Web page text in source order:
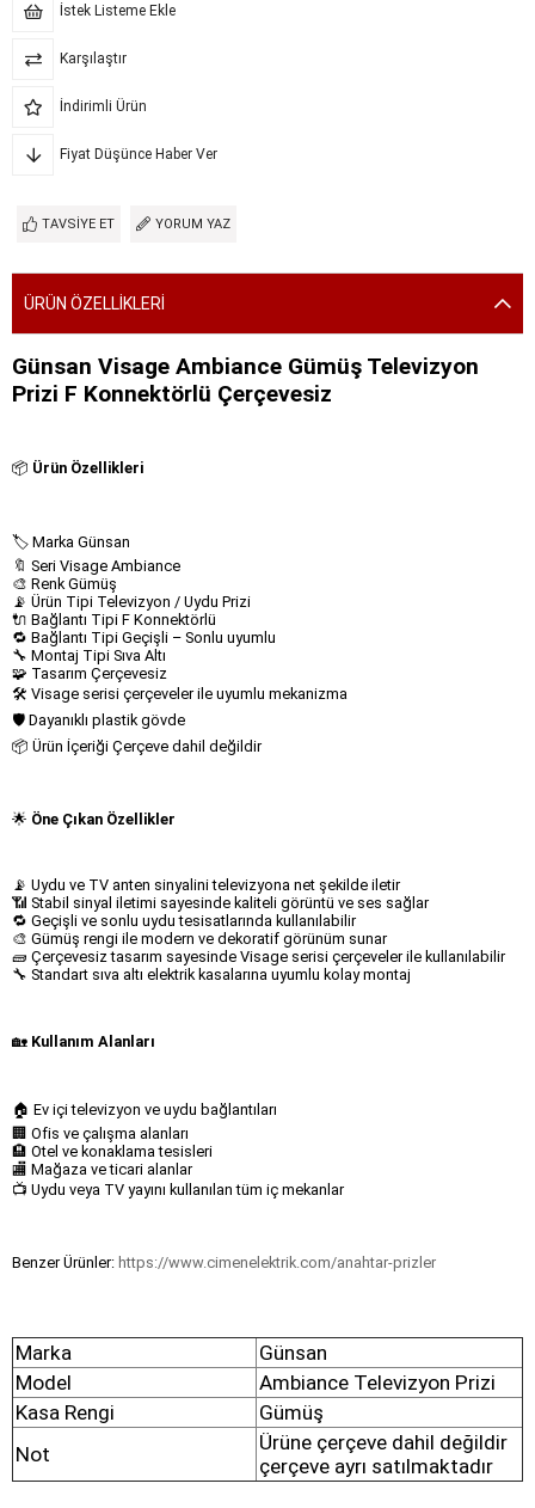
İstek Listeme Ekle
Karşılaştır
İndirimli Ürün
Fiyat Düşünce Haber Ver
TAVSIYE ET YORUM YAZ
ÜRÜN ÖZELLIKLERI
Günsan Visage Ambiance Gümüş Televizyon
Prizi F Konnektörlü Çerçevesiz
📦 Ürün Özellikleri
🏷 Marka Günsan
🔖 Seri Visage Ambiance
🎨 Renk Gümüş
📡 Ürün Tipi Televizyon / Uydu Prizi
🔌 Bağlantı Tipi F Konnektörlü
🔁 Bağlantı Tipi Geçişli – Sonlu uyumlu
🔧 Montaj Tipi Sıva Altı
🧩 Tasarım Çerçevesiz
🛠 Visage serisi çerçeveler ile uyumlu mekanizma
🛡 Dayanıklı plastik gövde
📦 Ürün İçeriği Çerçeve dahil değildir
🌟 Öne Çıkan Özellikler
📡 Uydu ve TV anten sinyalini televizyona net şekilde iletir
📶 Stabil sinyal iletimi sayesinde kaliteli görüntü ve ses sağlar
🔁 Geçişli ve sonlu uydu tesisatlarında kullanılabilir
🎨 Gümüş rengi ile modern ve dekoratif görünüm sunar
🧱 Çerçevesiz tasarım sayesinde Visage serisi çerçeveler ile kullanılabilir
🔧 Standart sıva altı elektrik kasalarına uyumlu kolay montaj
🏡 Kullanım Alanları
🏠 Ev içi televizyon ve uydu bağlantıları
🏢 Ofis ve çalışma alanları
🏨 Otel ve konaklama tesisleri
🏬 Mağaza ve ticari alanlar
📺 Uydu veya TV yayını kullanılan tüm iç mekanlar
Benzer Ürünler: https://www.cimenelektrik.com/anahtar-prizler
Marka
Günsan
Model
Ambiance Televizyon Prizi
Kasa Rengi
Gümüş
Not
Ürüne çerçeve dahil değildir
çerçeve ayrı satılmaktadır